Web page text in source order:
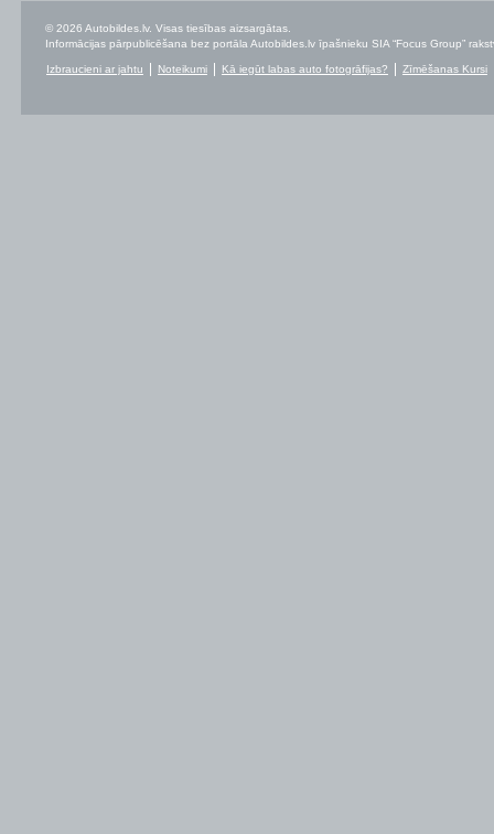
© 2026 Autobildes.lv. Visas tiesības aizsargātas.
Informācijas pārpublicēšana bez portāla Autobildes.lv īpašnieku SIA “Focus Group”
Izbraucieni ar jahtu Noteikumi Kā iegūt labas auto fotogrāfijas? Zīmēšanas Kursi